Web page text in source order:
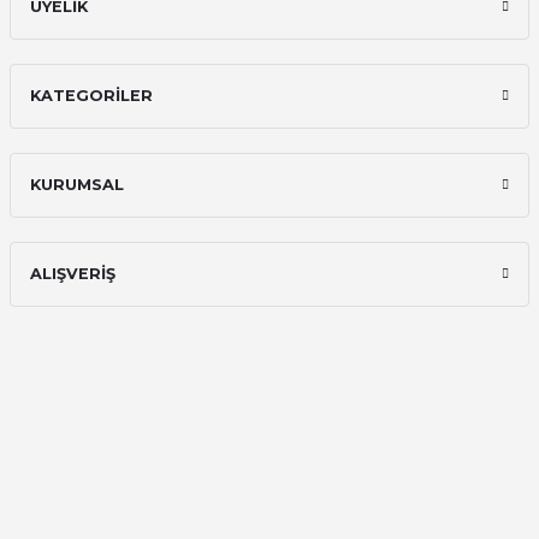
ÜYELİK
KATEGORİLER
KURUMSAL
ALIŞVERİŞ